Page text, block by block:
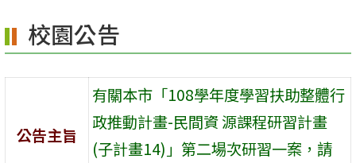
校園公告
公告主旨
有關本市「108學年度學習扶助整體行
政推動計畫-民間資 源課程研習計畫
(子計畫14)」第二場次研習一案，請